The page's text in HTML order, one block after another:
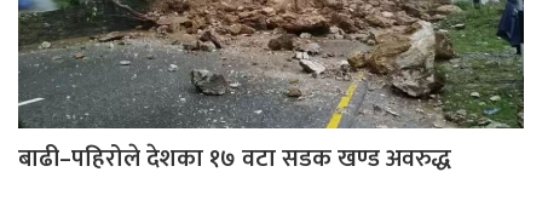
बाढी–पहिरोले देशका १७ वटा सडक खण्ड अवरुद्ध